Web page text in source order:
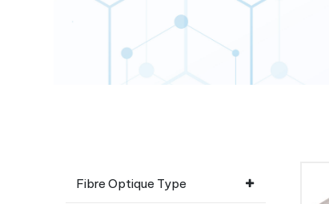
Fibre Optique Type